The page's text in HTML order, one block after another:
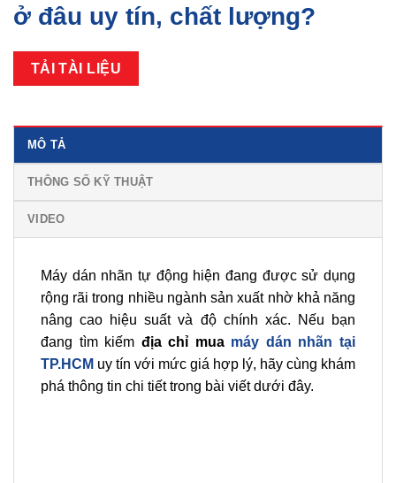
ở đâu uy tín, chất lượng?
TẢI TÀI LIỆU
MÔ TẢ
THÔNG SỐ KỸ THUẬT
VIDEO
Máy dán nhãn tự động hiện đang được sử dụng
rộng rãi trong nhiều ngành sản xuất nhờ khả năng
nâng cao hiệu suất và độ chính xác. Nếu bạn
đang tìm kiếm địa chỉ mua máy dán nhãn tại
TP.HCM uy tín với mức giá hợp lý, hãy cùng khám
phá thông tin chi tiết trong bài viết dưới đây.